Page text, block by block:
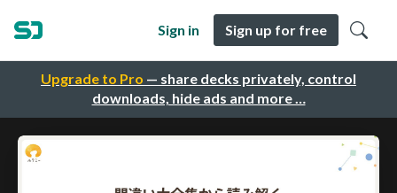
Upgrade to Pro — share decks privately, control
downloads, hide ads and more …
Sign in Sign up for free